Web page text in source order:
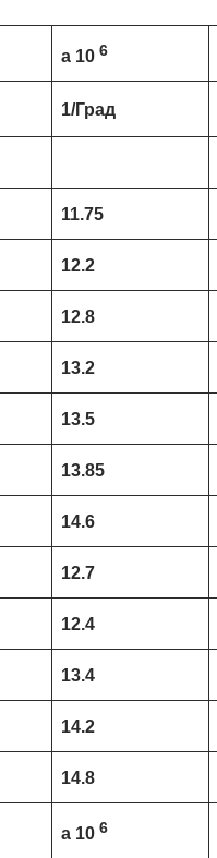
a 10 6
1/Град
11.75
12.2
12.8
13.2
13.5
13.85
14.6
12.7
12.4
13.4
14.2
14.8
a 10 6